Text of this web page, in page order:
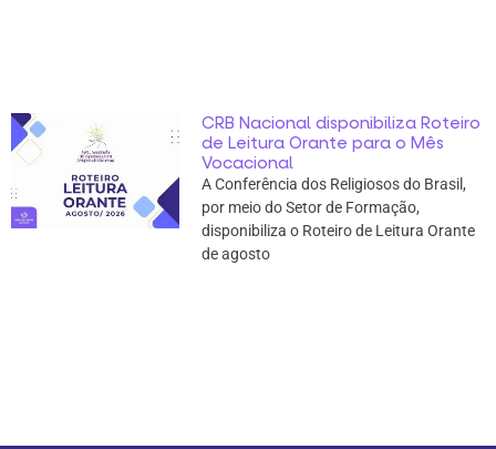
CRB Nacional disponibiliza Roteiro
de Leitura Orante para o Mês
Vocacional
A Conferência dos Religiosos do Brasil,
por meio do Setor de Formação,
disponibiliza o Roteiro de Leitura Orante
de agosto